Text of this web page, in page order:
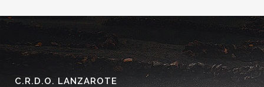
C.R.D.O. LANZAROTE